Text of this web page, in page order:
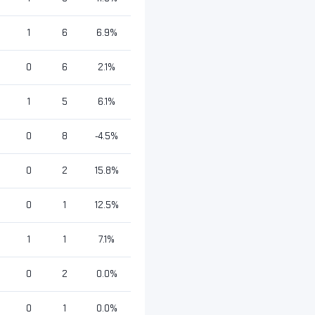
1 6 6.9%
0 6 2.1%
1 5 6.1%
0 8 -4.5%
0 2 15.8%
0 1 12.5%
1 1 7.1%
0 2 0.0%
0 1 0.0%